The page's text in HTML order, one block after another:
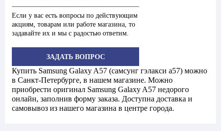
Если у вас есть вопросы по действующим
акциям, товарам или работе магазина, то
задавайте их и мы с радостью ответим.
ЗАДАТЬ ВОПРОС
Купить Samsung Galaxy A57 (самсунг гэлакси a57) можно
в Санкт-Петербурге, в нашем магазине. Можно
приобрести оригинал Samsung Galaxy A57 недорого
онлайн, заполнив форму заказа. Доступна доставка и
самовывоз из нашего магазина в центре города.